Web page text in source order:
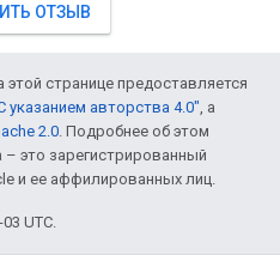
ОТЗЫВ
этой странице предоставляется
указанием авторства 4.0", а
2.0. Подробнее об этом
– это зарегистрированный
и ее аффилированных лиц.
UTC.